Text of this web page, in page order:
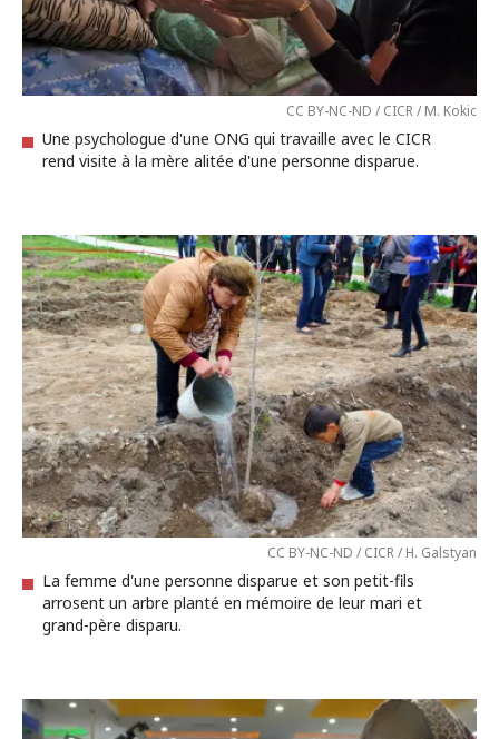
CC BY-NC-ND / CICR / M. Kokic
Une psychologue d'une ONG qui travaille avec le CICR
rend visite à la mère alitée d'une personne disparue.
CC BY-NC-ND / CICR / H. Galstyan
La femme d'une personne disparue et son petit-fils
arrosent un arbre planté en mémoire de leur mari et
grand-père disparu.